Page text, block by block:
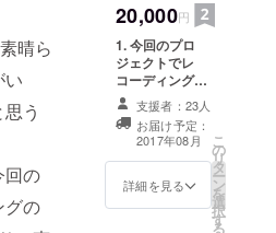
晴ら
い
う
の
グの
のジャズバ
ンドに輝
く。
2016年7月か
ら初の海外
ツアーであ
るヨーロッ
パツアーを
ロジェクトでレ
コーディングし
たNew Album
CDのブックレッ
ト『special
thanks』への名
前掲載(企業の場
合は企業名) ※お
ございますので
予めご了承のほ
20,000円
1. 今回のプロ
ジェクトでレ
コーディングし
たNew Album
CD 2. メンバー3
人からのサン
キューレター 3.
【限定秘蔵音
源】NYで演奏し
支援者：23人
お届け予定：
2017年08月
詳細を見る
こ
の
リ
タ
ー
ン
を
選
択
す
る